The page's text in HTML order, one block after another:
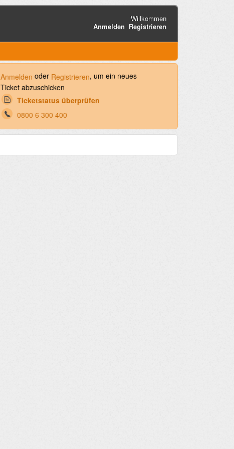
Willkommen
Anmelden Registrieren
Anmelden oder Registrieren, um ein neues
Ticket abzuschicken
Ticketstatus überprüfen
0800 6 300 400